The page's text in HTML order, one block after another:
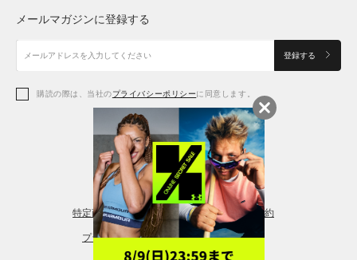
アクセサリー
アクセサリー
シューズ
アクセサリー
レギンス＆タイツ
シューズ
メールマガジンに登録する
登録する
購読の際は、当社のプライバシーポリシーに同意します。
特定商取引法に基づく通販の表記 会員規約
プライバシーポリシー